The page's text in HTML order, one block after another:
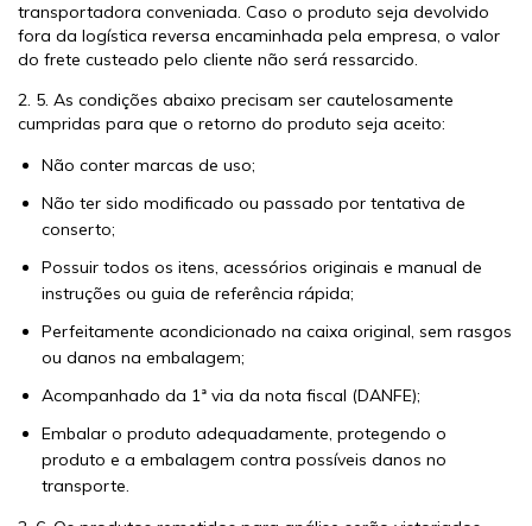
transportadora conveniada. Caso o produto seja devolvido
fora da logística reversa encaminhada pela empresa, o valor
do frete custeado pelo cliente não será ressarcido.
2. 5. As condições abaixo precisam ser cautelosamente
cumpridas para que o retorno do produto seja aceito:
Não conter marcas de uso;
Não ter sido modificado ou passado por tentativa de
conserto;
Possuir todos os itens, acessórios originais e manual de
instruções ou guia de referência rápida;
Perfeitamente acondicionado na caixa original, sem rasgos
ou danos na embalagem;
Acompanhado da 1ª via da nota fiscal (DANFE);
Embalar o produto adequadamente, protegendo o
produto e a embalagem contra possíveis danos no
transporte.